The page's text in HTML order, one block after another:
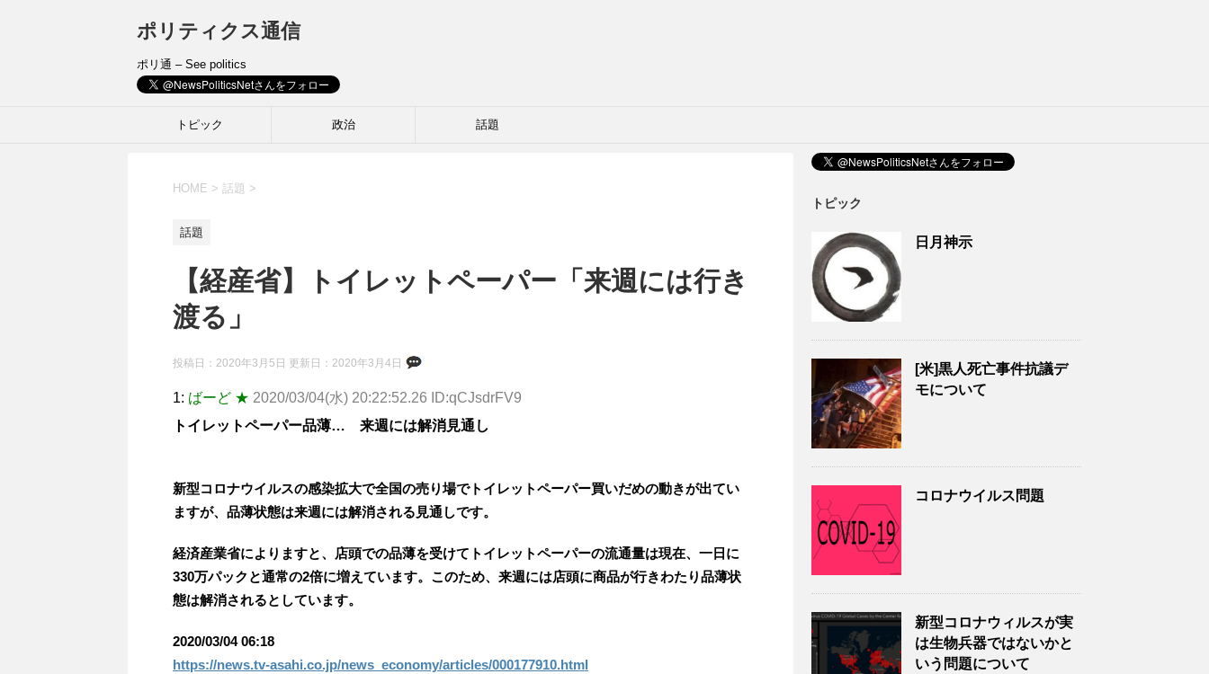
ポリティクス通信
ポリ通 – See politics
トピック 政治 話題
HOME > 話題 >
話題
【経産省】トイレットペーパー「来週には行き
渡る」
投稿日：2020年3月5日 更新日： 2020年3月4日
1: ばーど ★ 2020/03/04(水) 20:22:52.26 ID:qCJsdrFV9
トイレットペーパー品薄… 来週には解消見通し
新型コロナウイルスの感染拡大で全国の売り場でトイレットペーパー買いだめの動きが出てい
ますが、品薄状態は来週には解消される見通しです。
経済産業省によりますと、店頭での品薄を受けてトイレットペーパーの流通量は現在、一日に
330万パックと通常の2倍に増えています。このため、来週には店頭に商品が行きわたり品薄状
態は解消されるとしています。
2020/03/04 06:18
https://news.tv-asahi.co.jp/news_economy/articles/000177910.html
トピック
日月神示
[米]黒人死亡事件抗議デ
モについて
コロナウイルス問題
新型コロナウィルスが実
は生物兵器ではないかと
いう問題について